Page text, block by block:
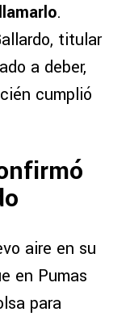
.
titular
a deber,
cumplió
aire en su
en Pumas
para